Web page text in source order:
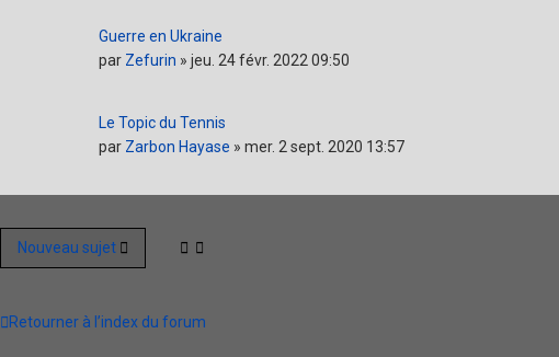
Guerre en Ukraine
par Zefurin » jeu. 24 févr. 2022 09:50
Le Topic du Tennis
par Zarbon Hayase » mer. 2 sept. 2020 13:57
Nouveau sujet
Retourner à l’index du forum